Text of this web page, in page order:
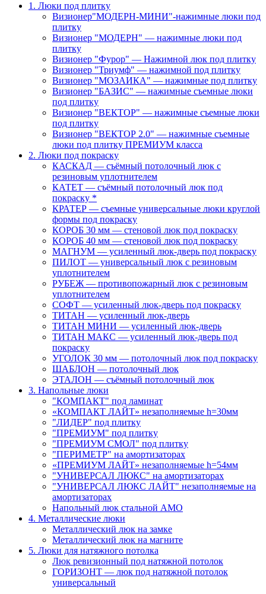
1. Люки под плитку
Визионер"МОДЕРН-МИНИ"-нажимные люки под
плитку
Визионер "МОДЕРН" — нажимные люки под
плитку
Визионер "Фурор" — Нажимной люк под плитку
Визионер "Триумф" — нажимной под плитку
Визионер "МОЗАИКА" — нажимные под плитку
Визионер "БАЗИС" — нажимные съемные люки
под плитку
Визионер "ВЕКТОР" — нажимные съемные люки
под плитку
Визионер "ВЕКТОР 2.0" — нажимные съемные
люки под плитку ПРЕМИУМ класса
2. Люки под покраску
КАСКАД — съёмный потолочный люк с
резиновым уплотнителем
КАТЕТ — съёмный потолочный люк под
покраску *
КРАТЕР — съемные универсальные люки круглой
формы под покраску
КОРОБ 30 мм — стеновой люк под покраску
КОРОБ 40 мм — стеновой люк под покраску
МАГНУМ — усиленный люк-дверь под покраску
ПИЛОТ — универсальный люк с резиновым
уплотнителем
РУБЕЖ — противопожарный люк с резиновым
уплотнителем
СОФТ — усиленный люк-дверь под покраску
ТИТАН — усиленный люк-дверь
ТИТАН МИНИ — усиленный люк-дверь
ТИТАН МАКС — усиленный люк-дверь под
покраску
УГОЛОК 30 мм — потолочный люк под покраску
ШАБЛОН — потолочный люк
ЭТАЛОН — съёмный потолочный люк
3. Напольные люки
"КОМПАКТ" под ламинат
«КОМПАКТ ЛАЙТ» незаполняемые h=30мм
"ЛИДЕР" под плитку
"ПРЕМИУМ" под плитку
"ПРЕМИУМ СМОЛ" под плитку
"ПЕРИМЕТР" на амортизаторах
«ПРЕМИУМ ЛАЙТ» незаполняемые h=54мм
"УНИВЕРСАЛ ЛЮКС" на амортизаторах
"УНИВЕРСАЛ ЛЮКС ЛАЙТ" незаполняемые на
амортизаторах
Напольный люк стальной АМО
4. Металлические люки
Металлический люк на замке
Металлический люк на магните
5. Люки для натяжного потолка
Люк ревизионный под натяжной потолок
ГОРИЗОНТ — люк под натяжной потолок
универсальный